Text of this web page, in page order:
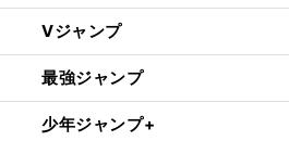
Vジャンプ
最強ジャンプ
少年ジャンプ+